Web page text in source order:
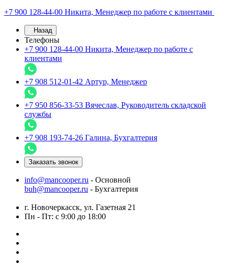
+7 900 128-44-00 Никита, Менеджер по работе с клиентами
Назад
Телефоны
+7 900 128-44-00 Никита, Менеджер по работе с
клиентами
+7 908 512-01-42 Артур, Менеджер
+7 950 856-33-53 Вячеслав, Руководитель складской
службы
+7 908 193-74-26 Галина, Бухгалтерия
Заказать звонок
info@mancooper.ru - Основной
buh@mancooper.ru - Бухгалтерия
г. Новочеркасск, ул. Газетная 21
Пн - Пт: с 9:00 до 18:00